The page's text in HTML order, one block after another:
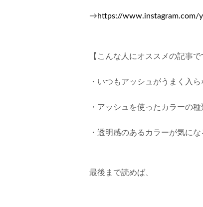
→ https://www.instagram.com/
【こんな人にオススメの記事で
・いつもアッシュがうまく入ら
・アッシュを使ったカラーの
・透明感のあるカラーが気にな
最後まで読めば、